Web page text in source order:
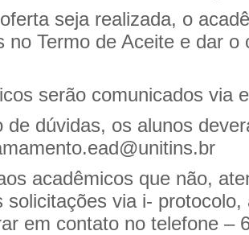
seja realizada, o
no Termo de Aceite e dar
serão comunicados via
de dúvidas, os alunos
acadêmicos que não,
solicitações via i-
em contato no telefone –